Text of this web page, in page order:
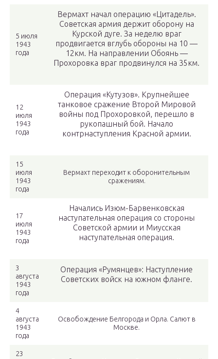
5 июля
1943
года
Вермахт начал операцию «Цитадель».
Советская армия держит оборону на
Курской дуге. За неделю враг
продвигается вглубь обороны на 10 —
12км. На направлении Обоянь —
Прохоровка враг продвинулся на 35км.
12
июля
1943
года
Операция «Кутузов». Крупнейшее
танковое сражение Второй Мировой
войны под Прохоровкой, перешло в
рукопашный бой. Начало
контрнаступления Красной армии.
15
июля
1943
года
Вермахт переходит к оборонительным
сражениям.
17
июля
1943
года
Начались Изюм-Барвенковская
наступательная операция со стороны
Cоветской армии и Миусская
наступательная операция.
3
августа
1943
года
Операция «Румянцев»: Наступление
Советских войск на южном фланге.
4
августа
1943
года
Освобождение Белгорода и Орла. Салют в
Москве.
23